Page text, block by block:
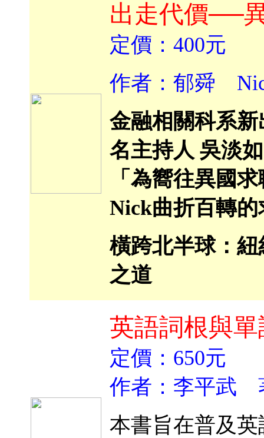
出走代價──
定價：400元
作者：郁舜
金融相關科系
名主持人 吳淡
「為嚮往異國
Nick曲折百轉
橫跨北半球：
之道
英語詞根與
定價：650元
作者：李平武
本書旨在普及